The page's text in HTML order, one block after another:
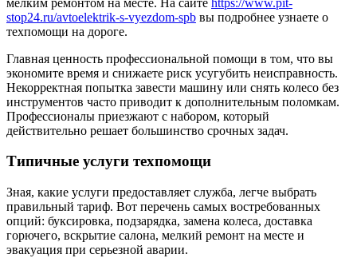
stop24.ru/avtoelektrik-s-vyezdom-spb вы подробнее узнаете о
техпомощи на дороге.
Главная ценность профессиональной помощи в том, что вы
экономите время и снижаете риск усугубить неисправность.
Некорректная попытка завести машину или снять колесо без
инструментов часто приводит к дополнительным поломкам.
Профессионалы приезжают с набором, который
действительно решает большинство срочных задач.
Типичные услуги техпомощи
Зная, какие услуги предоставляет служба, легче выбрать
правильный тариф. Вот перечень самых востребованных
опций: буксировка, подзарядка, замена колеса, доставка
горючего, вскрытие салона, мелкий ремонт на месте и
эвакуация при серьезной аварии.